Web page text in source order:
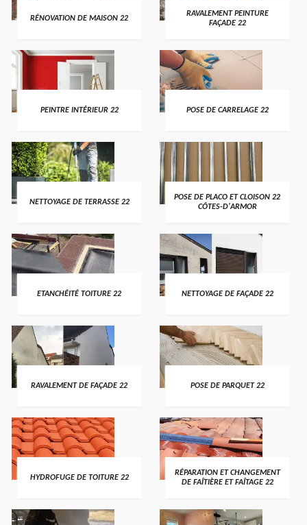
RÉNOVATION DE MAISON 22
RAVALEMENT PEINTURE
FAÇADE 22
PEINTRE INTÉRIEUR 22 POSE DE CARRELAGE 22
NETTOYAGE DE TERRASSE 22
POSE DE PLACO ET CLOISON 22
CÔTES-D'ARMOR
ETANCHÉITÉ TOITURE 22 NETTOYAGE DE FAÇADE 22
RAVALEMENT DE FAÇADE 22 POSE DE PARQUET 22
HYDROFUGE DE TOITURE 22
RÉPARATION ET CHANGEMENT
DE FAÎTIÈRE ET FAÎTAGE 22